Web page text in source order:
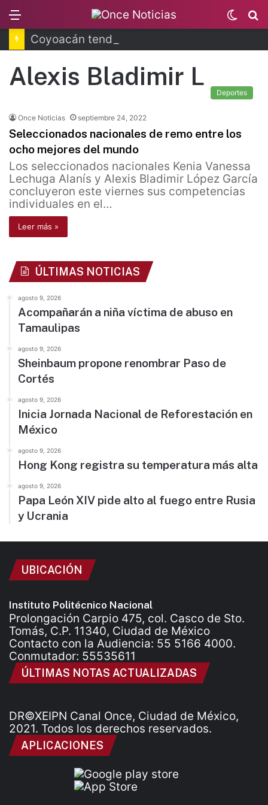
Switch
skin
Alexis Bladimir L
Deportes
Once Noticias septiembre 24, 2022
Seleccionados nacionales de remo entre los
ocho mejores del mundo
Los seleccionados nacionales Kenia Vanessa
Lechuga Alanís y Alexis Bladimir López García
concluyeron este viernes sus competencias
individuales en el…
Leer más »
ÚLTIMAS NOTICIAS
agosto 9, 2026
Acompañarán a niña víctima de abuso en
Tamaulipas
agosto 9, 2026
Sheinbaum propone renombrar Paso de
Cortés
agosto 9, 2026
Inicia Jornada Nacional de Reforestación en
México
agosto 9, 2026
Hong Kong registra su temperatura más alta
agosto 9, 2026
Papa León XIV pide alto al fuego entre Rusia
y Ucrania
UBICACIÓN
Instituto Politécnico Nacional
Prolongación Carpio 475, col. Casco de Sto.
Tomás, C.P. 11340, Ciudad de México
Contacto con la Audiencia: 55 5166 4000.
Conmutador: 55535611
ÚLTIMAS NOTAS ACTUALIZADAS
DR©XEIPN Canal Once, Ciudad de México,
2021. Todos los derechos reservados.
APLICACIONES